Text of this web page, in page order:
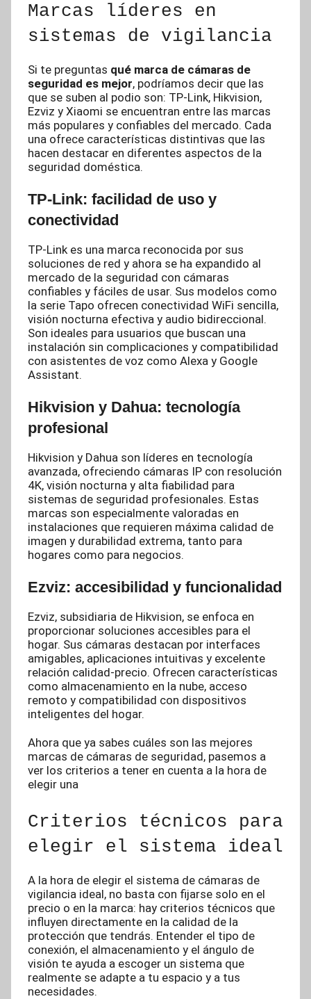
Marcas líderes en
sistemas de vigilancia
Si te preguntas qué marca de cámaras de
seguridad es mejor, podríamos decir que las
que se suben al podio son: TP-Link, Hikvision,
Ezviz y Xiaomi se encuentran entre las marcas
más populares y confiables del mercado. Cada
una ofrece características distintivas que las
hacen destacar en diferentes aspectos de la
seguridad doméstica.
TP-Link: facilidad de uso y
conectividad
TP-Link es una marca reconocida por sus
soluciones de red y ahora se ha expandido al
mercado de la seguridad con cámaras
confiables y fáciles de usar. Sus modelos como
la serie Tapo ofrecen conectividad WiFi sencilla,
visión nocturna efectiva y audio bidireccional.
Son ideales para usuarios que buscan una
instalación sin complicaciones y compatibilidad
con asistentes de voz como Alexa y Google
Assistant.
Hikvision y Dahua: tecnología
profesional
Hikvision y Dahua son líderes en tecnología
avanzada, ofreciendo cámaras IP con resolución
4K, visión nocturna y alta fiabilidad para
sistemas de seguridad profesionales. Estas
marcas son especialmente valoradas en
instalaciones que requieren máxima calidad de
imagen y durabilidad extrema, tanto para
hogares como para negocios.
Ezviz: accesibilidad y funcionalidad
Ezviz, subsidiaria de Hikvision, se enfoca en
proporcionar soluciones accesibles para el
hogar. Sus cámaras destacan por interfaces
amigables, aplicaciones intuitivas y excelente
relación calidad-precio. Ofrecen características
como almacenamiento en la nube, acceso
remoto y compatibilidad con dispositivos
inteligentes del hogar.
Ahora que ya sabes cuáles son las mejores
marcas de cámaras de seguridad, pasemos a
ver los criterios a tener en cuenta a la hora de
elegir una
Criterios técnicos para
elegir el sistema ideal
A la hora de elegir el sistema de cámaras de
vigilancia ideal, no basta con fijarse solo en el
precio o en la marca: hay criterios técnicos que
influyen directamente en la calidad de la
protección que tendrás. Entender el tipo de
conexión, el almacenamiento y el ángulo de
visión te ayuda a escoger un sistema que
realmente se adapte a tu espacio y a tus
necesidades.